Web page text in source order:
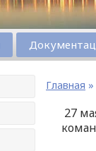
Главная »
27